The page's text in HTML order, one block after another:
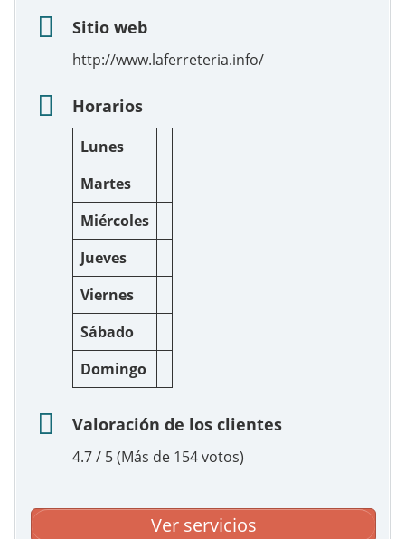
Sitio web
http://www.laferreteria.info/
Horarios
Lunes
Martes
Miércoles
Jueves
Viernes
Sábado
Domingo
Valoración de los clientes
4.7 / 5 (Más de 154 votos)
Ver servicios